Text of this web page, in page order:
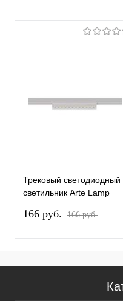
Трековый светодиодный
светильник Arte Lamp
166 pуб. 166 pуб.